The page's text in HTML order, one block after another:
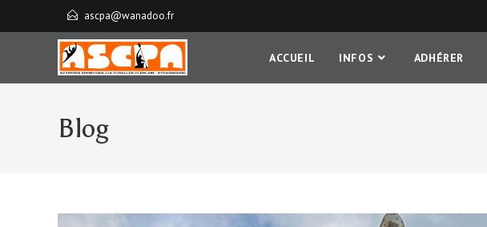
ascpa@wanadoo.fr
ACCUEIL INFOS ADHÉRER
Blog